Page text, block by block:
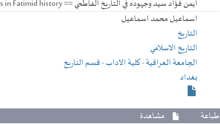
ايمن فؤاد سيد وجهوده في التاريخ الفاطمي == Ayman Fouad Sayed and his efforts in Fatimid history
اسماعيل محمد اسماعيل
التاريخ
التاريخ الاسلامي
الجامعة العراقية- كلية الاداب- قسم التاريخ
بغداد
طباعة مشاهدة